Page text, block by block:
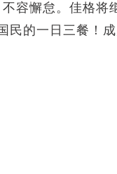
容懈怠。佳格将
民的一日三餐！